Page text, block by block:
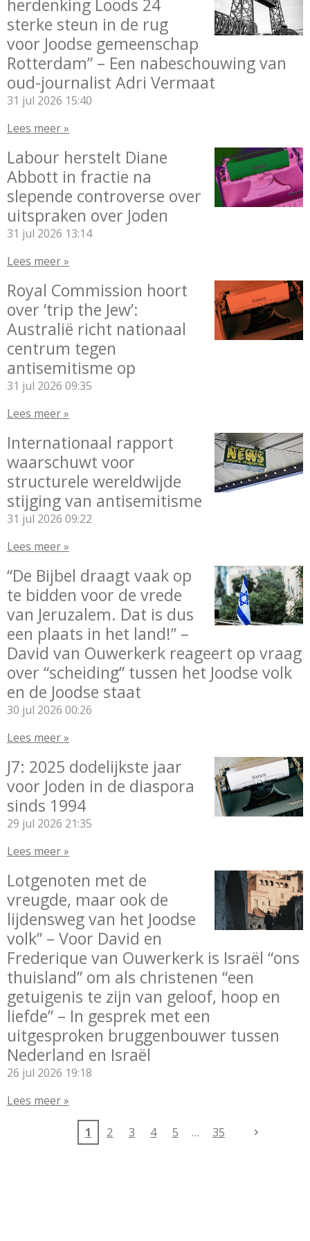
herdenking Loods 24
sterke steun in de rug
voor Joodse gemeenschap
Rotterdam” – Een nabeschouwing van
oud-journalist Adri Vermaat
31 jul 2026 15:40
Lees meer »
Labour herstelt Diane
Abbott in fractie na
slepende controverse over
uitspraken over Joden
31 jul 2026 13:14
Lees meer »
Royal Commission hoort
over ‘trip the Jew’:
Australië richt nationaal
centrum tegen
antisemitisme op
31 jul 2026 09:35
Lees meer »
Internationaal rapport
waarschuwt voor
structurele wereldwijde
stijging van antisemitisme
31 jul 2026 09:22
Lees meer »
“De Bijbel draagt vaak op
te bidden voor de vrede
van Jeruzalem. Dat is dus
een plaats in het land!” –
David van Ouwerkerk reageert op vraag
over “scheiding” tussen het Joodse volk
en de Joodse staat
30 jul 2026 00:26
Lees meer »
J7: 2025 dodelijkste jaar
voor Joden in de diaspora
sinds 1994
29 jul 2026 21:35
Lees meer »
Lotgenoten met de
vreugde, maar ook de
lijdensweg van het Joodse
volk” – Voor David en
Frederique van Ouwerkerk is Israël “ons
thuisland” om als christenen “een
getuigenis te zijn van geloof, hoop en
liefde” – In gesprek met een
uitgesproken bruggenbouwer tussen
Nederland en Israël
26 jul 2026 19:18
Lees meer »
1 2 3 4 5 35